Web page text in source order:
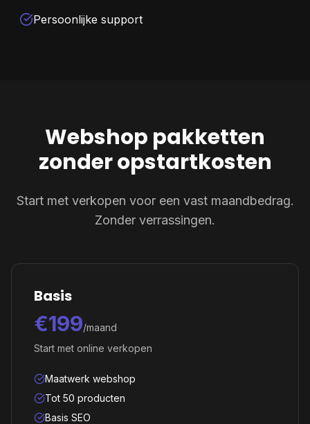
Persoonlijke support
Webshop pakketten
zonder opstartkosten
Start met verkopen voor een vast maandbedrag.
Zonder verrassingen.
Basis
€199/maand
Start met online verkopen
Maatwerk webshop
Tot 50 producten
Basis SEO